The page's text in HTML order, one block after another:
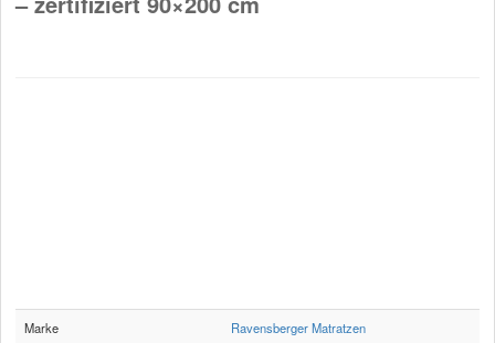
Marke Ravensberger Matratzen